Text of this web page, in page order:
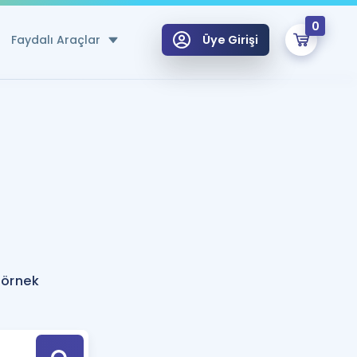
Faydalı Araçlar
Hesaplama Aracı
için Öneriler
Tek Takvimde
Üye Girişi
0